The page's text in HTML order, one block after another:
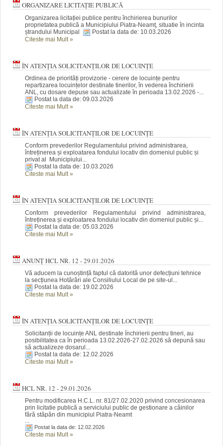
ORGANIZARE LICITAȚIE PUBLICĂ
Organizarea licitației publice pentru închirierea bunurilor
proprietatea publică a Municipiului Piatra-Neamț, situatie în incinta
ștrandului Municipal
Postat la data de: 10.03.2026
Citeste mai Mult »
ÎN ATENȚIA SOLICITANȚILOR DE LOCUINȚE
Ordinea de priorități provizorie - cerere de locuințe pentru
repartizarea locuințelor destinate tinerilor, în vederea închirierii
ANL, cu dosare depuse sau actualizate în perioada 13.02.2026 -...
Postat la data de: 09.03.2026
Citeste mai Mult »
ÎN ATENȚIA SOLICITANȚILOR DE LOCUINȚE
Conform prevederilor Regulamentului privind administrarea,
întreținerea și exploatarea fondului locativ din domeniul public și
privat al Municipiului...
Postat la data de: 10.03.2026
Citeste mai Mult »
ÎN ATENȚIA SOLICITANȚILOR DE LOCUINȚE
Conform prevederilor Regulamentului privind administrarea,
întreținerea și exploatarea fondului locativ din domeniul public și...
Postat la data de: 05.03.2026
Citeste mai Mult»
ANUNȚ HCL NR. 12 - 29.01.2026
Vă aducem la cunoștință faptul că datorită unor defecțiuni tehnice
la secțiunea Hotărâri ale Consiliului Local de pe site-ul...
Postat la data de: 19.02.2026
Citeste mai Mult»
ÎN ATENȚIA SOLICITANȚILOR DE LOCUINȚE
Solicitanții de locuințe ANL destinate închirierii pentru tineri, au
posibilitatea ca în perioada 13.02.2026-27.02.2026 să depună sau
să actualizeze dosarul...
Postat la data de: 12.02.2026
Citeste mai Mult»
HCL NR. 12 - 29.01.2026
Pentru modificarea H.C.L. nr. 81/27.02.2020 privind concesionarea
prin licitatie publică a serviciului public de gestionare a câinilor
fără stăpân din municipiul Piatra-Neamt
Postat la data de: 12.02.2026
Citeste mai Mult»